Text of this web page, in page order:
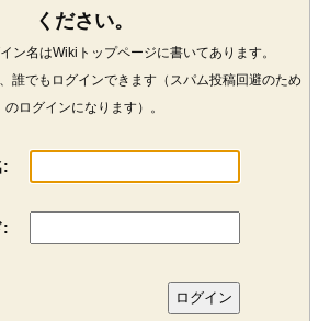
ください。
ン名はWikiトップページに書いてあります。
誰でもログインできます（スパム投稿回避のため
のログインになります）。
:
: